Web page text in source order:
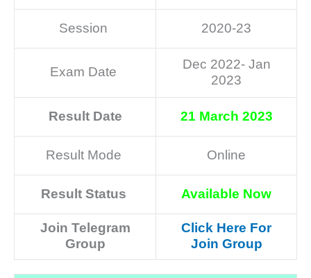
Session 2020-23
Exam Date
Dec 2022- Jan
2023
Result Date 21 March 2023
Result Mode Online
Result Status Available Now
Join Telegram
Group
Click Here For
Join Group